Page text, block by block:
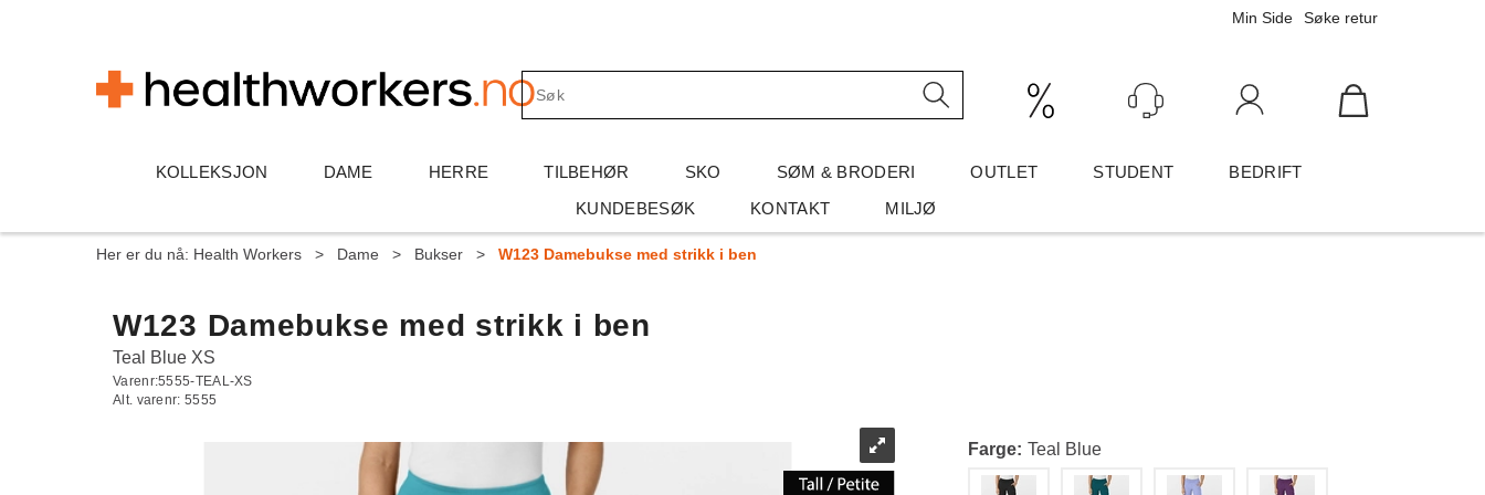
Søke retur
Min Side
KOLLEKSJON DAME HERRE TILBEHØR SKO SØM & BRODERI OUTLET STUDENT
BEDRIFT
KUNDEBESØK
KONTAKT MILJØ
Her er du nå: Health Workers > Dame > Bukser > W123 Damebukse med strikk i ben
W123 Damebukse med strikk i ben
Teal Blue XS
Varenr:5555-TEAL-XS
Alt. varenr: 5555
Farge Teal Blue